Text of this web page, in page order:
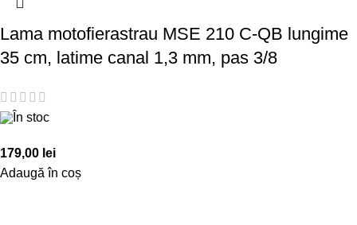
Lama motofierastrau MSE 210 C-QB lungime
35 cm, latime canal 1,3 mm, pas 3/8
În stoc
179,00 lei
Adaugă în coș